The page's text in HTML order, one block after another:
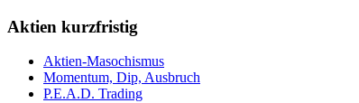
Aktien kurzfristig
Aktien-Masochismus
Momentum, Dip, Ausbruch
P.E.A.D. Trading